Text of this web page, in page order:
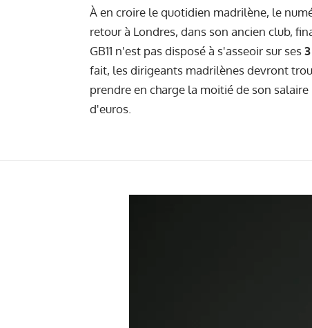
À en croire le quotidien madrilène, le
retour à Londres, dans son ancien club,
GB11 n'est pas disposé à s'asseoir sur ses
fait, les dirigeants madrilènes devront
prendre en charge la moitié de son
d'euros.